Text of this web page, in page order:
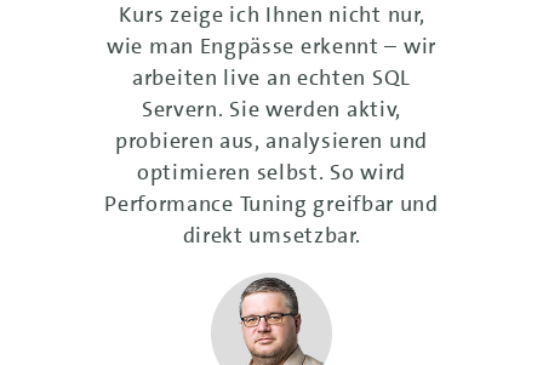
Kurs zeige ich Ihnen nicht nur,
wie man Engpässe erkennt – wir
arbeiten live an echten SQL
Servern. Sie werden aktiv,
probieren aus, analysieren und
optimieren selbst. So wird
Performance Tuning greifbar und
direkt umsetzbar.